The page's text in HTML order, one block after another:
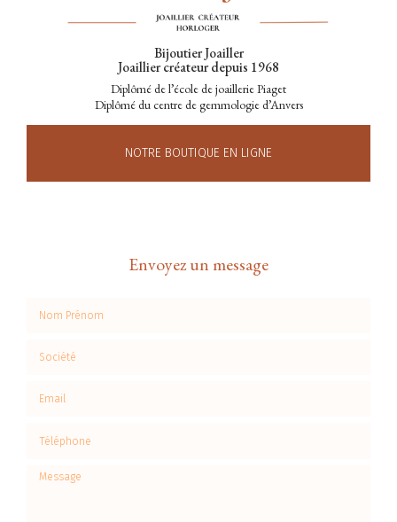
Bijoutier Joailler
Joaillier créateur depuis 1968
Diplômé de l’école de joaillerie Piaget
Diplômé du centre de gemmologie d’Anvers
NOTRE BOUTIQUE EN LIGNE
Envoyez un message
Message